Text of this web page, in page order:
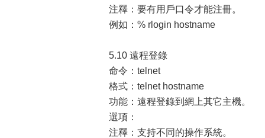
注釋：要有用戶口令才能注冊。
例如：% rlogin hostname
5.10 遠程登錄
命令：telnet
格式：telnet hostname
功能：遠程登錄到網上其它主機。
選項：
注釋：支持不同的操作系統。